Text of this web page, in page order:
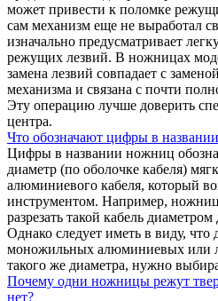
может привести к поломке
сам механизм еще не выработал
изначально предусматривает
режущих лезвий. В ножницах
замена лезвий совпадает с
механизма и связана с почти
Эту операцию лучше доверить
центра.
Что обозначают цифры в
Цифры в названии ножниц
диаметр (по оболочке кабеля)
алюминиевого кабеля, который
инструментом. Например,
разрезать такой кабель
Однако следует иметь в виду, что
моножильных алюминиевых или
такого же диаметра, нужно
Почему одни ножницы режут
нет?